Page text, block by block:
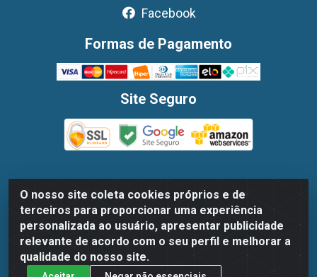
O nosso site coleta cookies próprios e de
terceiros para proporcionar uma experiência
personalizada ao usuário, apresentar publicidade
relevante de acordo com o seu perfil e melhorar a
qualidade do nosso site.
Facebook
Formas de Pagamento
Site Seguro
Dispan Distribuidora de Alimentos LTDA - Avenida
Marechal Mascarenhas De Moraes, 1048- Imbiribeira,
Recife/PE - CEP 51.170-000 - CNPJ 30.779.584/0003-78